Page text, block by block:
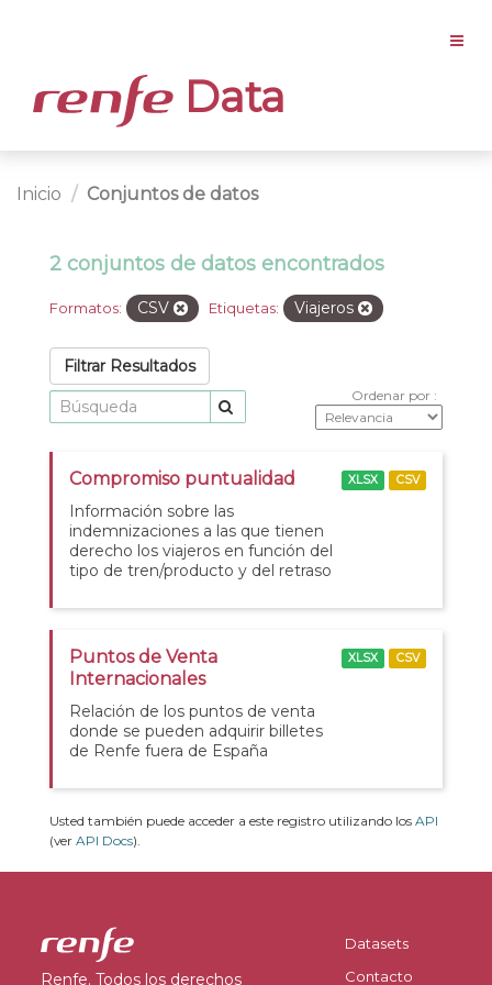
Data
Inicio Conjuntos de datos
2 conjuntos de datos encontrados
Formatos: CSV Etiquetas: Viajeros
Filtrar Resultados
Ordenar por
Compromiso puntualidad
Información sobre las
indemnizaciones a las que tienen
derecho los viajeros en función del
tipo de tren/producto y del retraso
XLSX CSV
Puntos de Venta
Internacionales
Relación de los puntos de venta
donde se pueden adquirir billetes
de Renfe fuera de España
XLSX CSV
Usted también puede acceder a este registro utilizando los API
(ver API Docs).
Renfe. Todos los derechos
Datasets
Contacto